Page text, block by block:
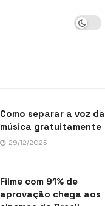
Como separar a voz da
música gratuitamente
29/12/2025
Filme com 91% de
aprovação chega aos